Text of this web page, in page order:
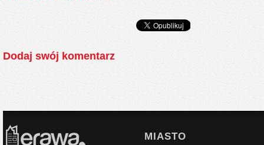
Dodaj swój komentarz
MIASTO